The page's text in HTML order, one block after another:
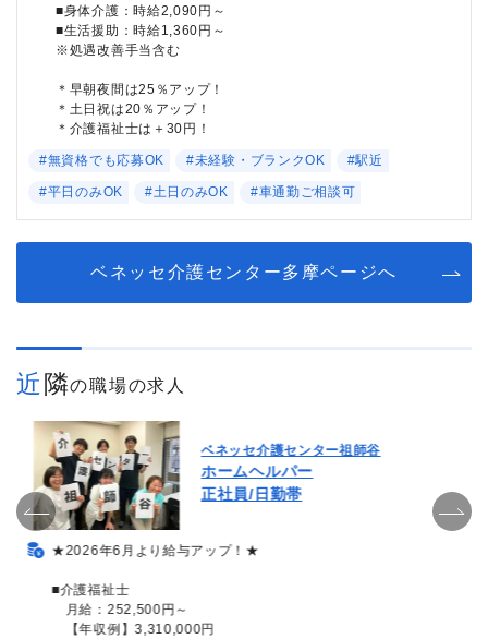
■身体介護：時給2,090円～
■生活援助：時給1,360円～
※処遇改善手当含む
＊早朝夜間は25％アップ！
＊土日祝は20％アップ！
＊介護福祉士は＋30円！
#無資格でも応募OK #未経験・ブランクOK #駅近
#平日のみOK #土日のみOK #車通勤ご相談可
ベネッセ介護センター多摩ページへ
近隣の職場の求人
ベネッセ介護センター祖師谷
ホームヘルパー
正社員/日勤帯
★2026年6月より給与アップ！★
■介護福祉士
月給：252,500円～
【年収例】3,310,000円